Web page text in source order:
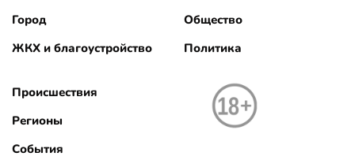
Город
ЖКХ и благоустройство
Общество
Политика
Происшествия
Регионы
События